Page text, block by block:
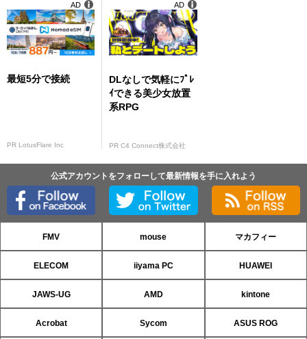
最短5分で接続
PR LotusFlare Inc
AD
DLなしで気軽にﾌﾟﾚ
ｲできる美少女放置
系RPG
PR C4 Connect株式会社
AD
公式アカウントをフォローして最新情報を手に入れよう
FMV mouse マカフィー
ELECOM iiyama PC HUAWEI
JAWS-UG AMD kintone
Acrobat Sycom ASUS ROG